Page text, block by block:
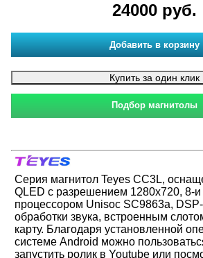
24000 руб.
Cерия магнитол Teyes CC3L,
QLED с разрешением 1280x720, 8-
процессором Unisoc SC9863a,
обработки звука, встроенным
карту. Благодаря установленной
системе Android можно
запустить ролик в Youtube или